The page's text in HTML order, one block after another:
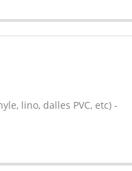
lino, dalles PVC, etc) -